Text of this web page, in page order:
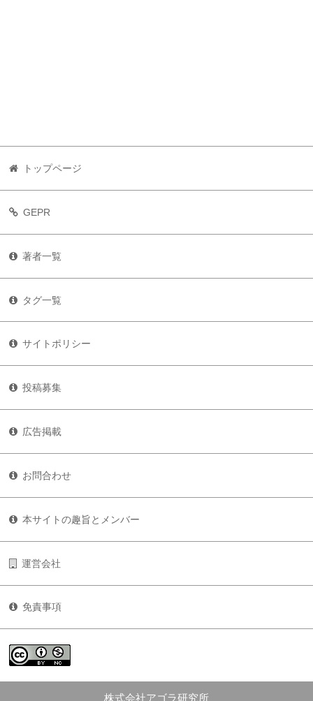
トップページ
GEPR
著者一覧
タグ一覧
サイトポリシー
投稿募集
広告掲載
お問合わせ
本サイトの趣旨とメンバー
運営会社
免責事項
株式会社アゴラ研究所